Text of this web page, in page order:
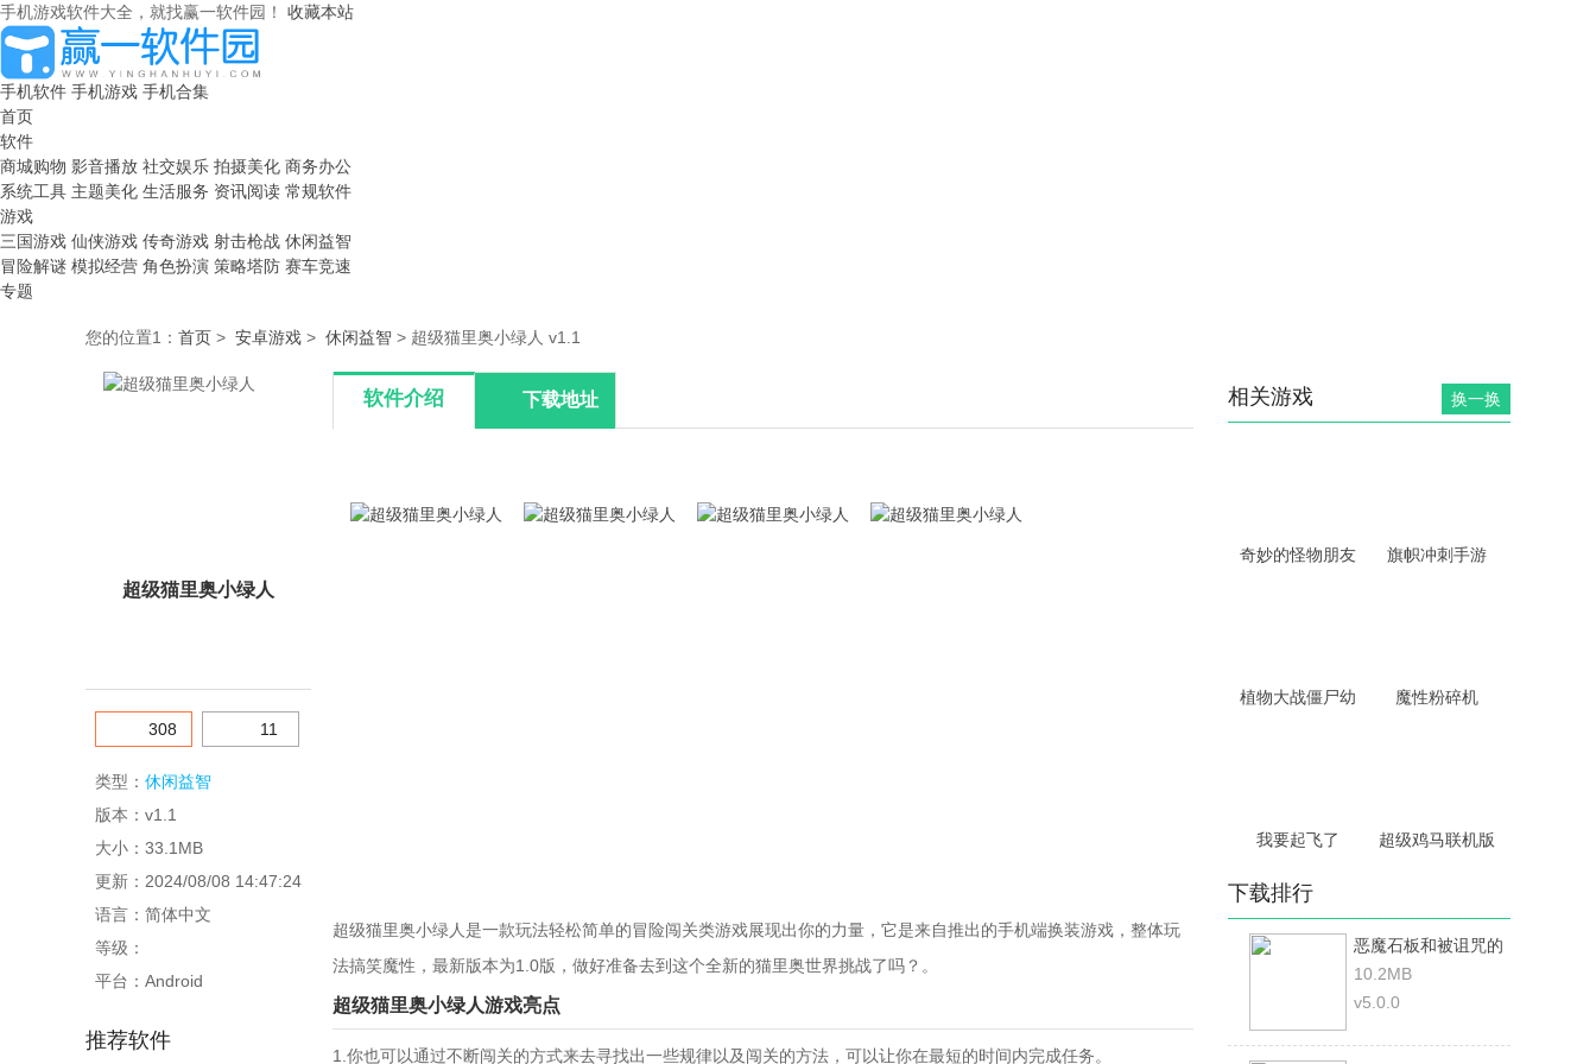
手机游戏软件大全，就找赢一软件园！ 收藏本站
手机软件 手机游戏 手机合集
首页
软件
商城购物 影音播放 社交娱乐 拍摄美化 商务办公
系统工具 主题美化 生活服务 资讯阅读 常规软件
游戏
三国游戏 仙侠游戏 传奇游戏 射击枪战 休闲益智
冒险解谜 模拟经营 角色扮演 策略塔防 赛车竞速
专题
您的位置1： 首页 > 安卓游戏 > 休闲益智 > 超级猫里奥小绿人 v1.1
超级猫里奥小绿人
308 11
类型： 休闲益智
版本：v1.1
大小：33.1MB
更新：2024/08/08 14:47:24
语言：简体中文
等级：
平台：Android
推荐软件
软件介绍 下载地址
超级猫里奥小绿人是一款玩法轻松简单的冒险闯关类游戏展现出你的力量，它是来自推出的手机端换装游戏，整体玩
法搞笑魔性，最新版本为1.0版，做好准备去到这个全新的猫里奥世界挑战了吗？。
超级猫里奥小绿人游戏亮点
1.你也可以通过不断闯关的方式来去寻找出一些规律以及闯关的方法，可以让你在最短的时间内完成任务。
换一换
相关游戏
奇妙的怪物朋友 旗帜冲刺手游
植物大战僵尸幼 魔性粉碎机
我要起飞了 超级鸡马联机版
下载排行
恶魔石板和被诅咒的
犬公主中文
10.2MB
v5.0.0